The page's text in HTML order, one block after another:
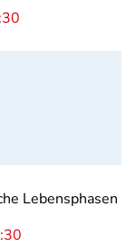
Lebensphasen